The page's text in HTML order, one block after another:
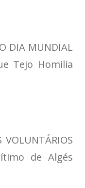
DIA MUNDIAL
Tejo Homilia
VOLUNTÁRIOS
de Algés